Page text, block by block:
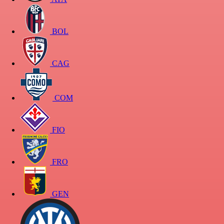
BOL
CAG
COM
FIO
FRO
GEN